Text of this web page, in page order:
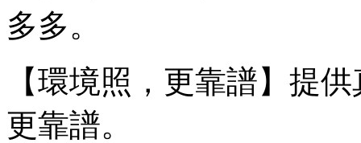
多多。
【環境照，更靠譜】提
更靠譜。